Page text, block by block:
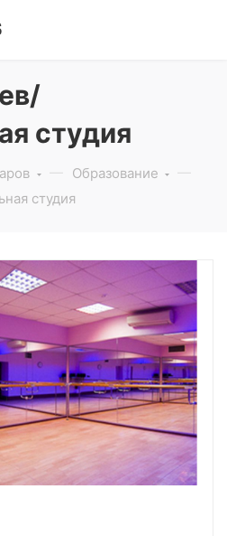
студия
Образование
студия